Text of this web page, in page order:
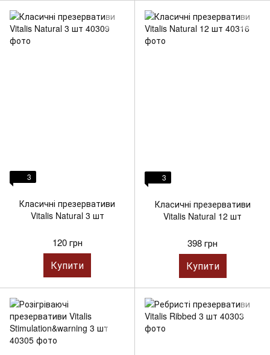
3
Класичні презервативи
Vitalis Natural 3 шт
120 грн
Купити
3
Класичні презервативи
Vitalis Natural 12 шт
398 грн
Купити